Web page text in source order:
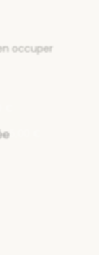
occuper